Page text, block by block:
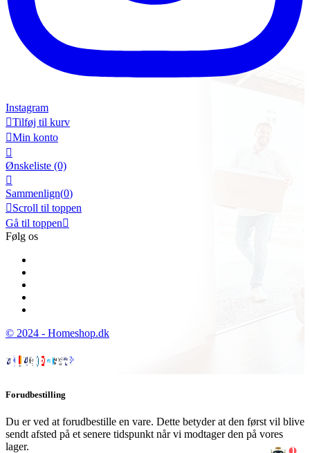
Instagram
Tilføj til kurv
Min konto

Ønskeliste (0)

Sammenlign(0)
Scroll til toppen
Gå til toppen
Følg os
© 2024 - Homeshop.dk
Forudbestilling
Du er ved at forudbestille en vare. Dette betyder at den først vil blive
sendt afsted på et senere tidspunkt når vi modtager den på vores
lager.
1